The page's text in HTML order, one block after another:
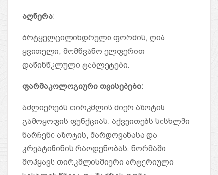
აღწერა:
ბრტყელცილინდრული ფორმის, ღია
ყვითელი, მომწვანო ელფერით
დაწინწკლული ტაბლეტები.
ფარმაკოლოგიური თვისებები:
აძლიერებს თირკმლის მიერ აზოტის
გამოყოფის ფუნქციას. აქვეითებს სისხლში
ნარჩენი აზოტის, შარდოვანასა და
კრეატინინის რაოდენობას. ნორმაში
მოჰყავს თირკმლისმიერი არტერიული